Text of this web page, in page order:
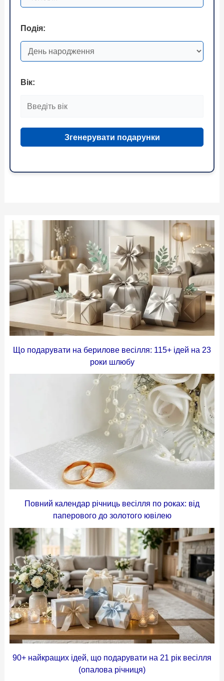
Подія:
Вік:
Згенерувати подарунки
Що подарувати на берилове весілля: 115+ ідей на 23
роки шлюбу
Повний календар річниць весілля по роках: від
паперового до золотого ювілею
90+ найкращих ідей, що подарувати на 21 рік весілля
(опалова річниця)